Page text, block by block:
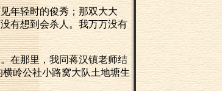
年轻时的俊秀；那双大大
有想到会杀人。我万万没有
在那里，我同蒋汉镇老师结
岭公社小路窝大队土地塘生